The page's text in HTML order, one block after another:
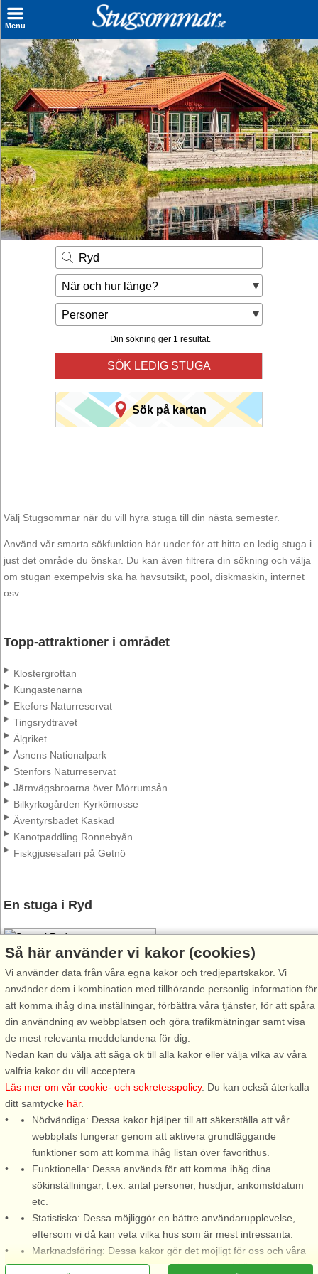
Menu
Sök stuga
Sista Minuten
Genvägar
Inspiration
Kontakt
Husägare
Se hur mycket du kan tjäna
Räkna ut din
hyresintäkt
Ryd
När och hur länge?
Personer
Din sökning ger 1 resultat.
SÖK LEDIG STUGA
Sök på kartan
Välj Stugsommar när du vill hyra stuga till din nästa semester.
Använd vår smarta sökfunktion här under för att hitta en ledig stuga i
just det område du önskar. Du kan även filtrera din sökning och välja
om stugan exempelvis ska ha havsutsikt, pool, diskmaskin, internet
osv.
Topp-attraktioner i området
Klostergrottan
Kungastenarna
Ekefors Naturreservat
Tingsrydtravet
Älgriket
Åsnens Nationalpark
Stenfors Naturreservat
Järnvägsbroarna över Mörrumsån
Bilkyrkogården Kyrkömosse
Äventyrsbadet Kaskad
Kanotpaddling Ronnebyån
Fiskgjusesafari på Getnö
En stuga i Ryd
Stugnr: 17178
Ryd
5 personer, 75 m²
10 km till sjö/hav:.
vacker lantlig natur strax
utanför Ryd. En liten å rinner
förbi inte långt från huset, som
Här har ni allt ni behöver ...
från 7.333 SEK
Så här använder vi kakor (cookies)
Vi använder data från våra egna kakor och tredjepartskakor. Vi
använder dem i kombination med tillhörande personlig information för
att komma ihåg dina inställningar, förbättra våra tjänster, för att spåra
din användning av webbplatsen och göra trafikmätningar samt visa
de mest relevanta meddelandena för dig.
Nedan kan du välja att säga ok till alla kakor eller välja vilka av våra
valfria kakor du vill acceptera.
Läs mer om vår cookie- och sekretesspolicy. Du kan också återkalla
ditt samtycke här.
Nödvändiga: Dessa kakor hjälper till att säkerställa att vår
webbplats fungerar genom att aktivera grundläggande
funktioner som att komma ihåg listan över favorithus.
Funktionella: Dessa används för att komma ihåg dina
sökinställningar, t.ex. antal personer, husdjur, ankomstdatum
etc.
Statistiska: Dessa möjliggör en bättre användarupplevelse,
eftersom vi då kan veta vilka hus som är mest intressanta.
Marknadsföring: Dessa kakor gör det möjligt för oss och våra
partners att leverera det mest relevanta innehållet till dig.